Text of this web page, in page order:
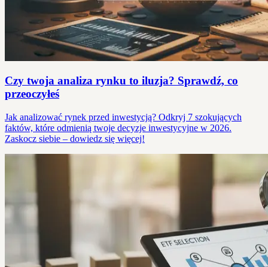
Czy twoja analiza rynku to iluzja? Sprawdź, co
przeoczyłeś
Jak analizować rynek przed inwestycją? Odkryj 7 szokujących
faktów, które odmienią twoje decyzje inwestycyjne w 2026.
Zaskocz siebie – dowiedz się więcej!